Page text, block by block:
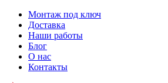
Монтаж под ключ
Доставка
Наши работы
Блог
О нас
Контакты